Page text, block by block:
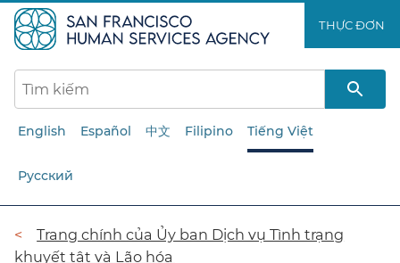
đến
nội
dung
THỰC ĐƠN​​
English Español 中文 Filipino Tiếng Việt
Русский
Đường
Trang chính của Ủy ban Dịch vụ Tình trạng
khuyết tật và Lão hóa​​